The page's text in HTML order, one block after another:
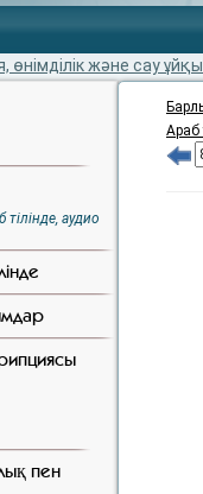
өнімділік және сау
тілінде, аудио
пен
Араб